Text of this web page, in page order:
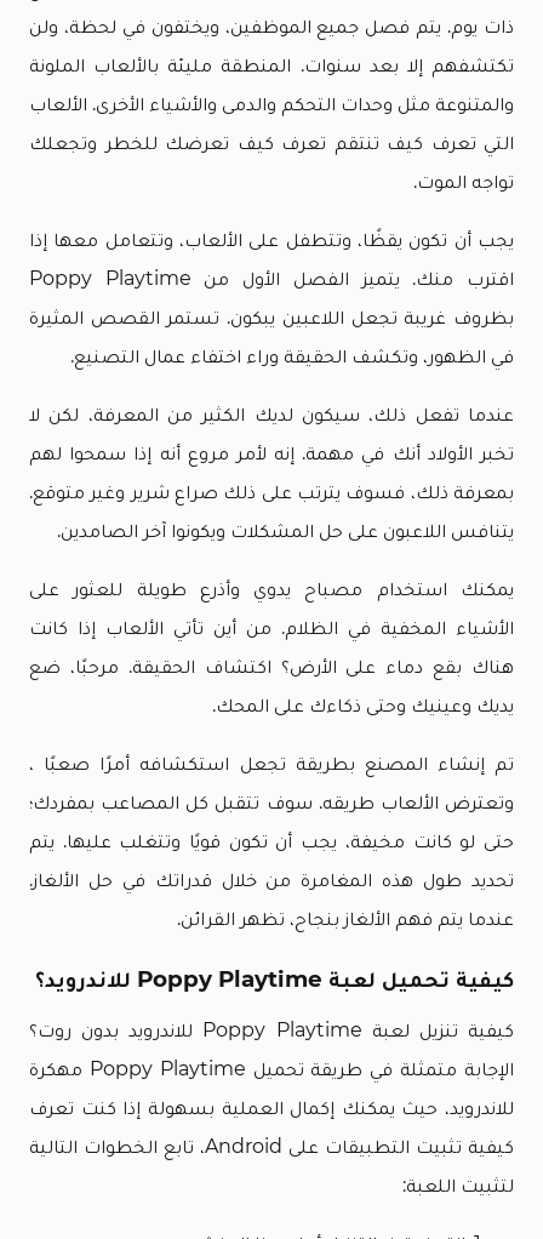
ذات يوم. يتم فصل جميع الموظفين، ويختفون في لحظة، ولن
تكتشفهم إلا بعد سنوات. المنطقة مليئة بالألعاب الملونة
والمتنوعة مثل وحدات التحكم والدمى والأشياء الأخرى. الألعاب
التي تعرف كيف تنتقم تعرف كيف تعرضك للخطر وتجعلك
تواجه الموت.
يجب أن تكون يقظًا، وتتطفل على الألعاب، وتتعامل معها إذا
اقترب منك. يتميز الفصل الأول من Poppy Playtime
بظروف غريبة تجعل اللاعبين يبكون. تستمر القصص المثيرة
في الظهور، وتكشف الحقيقة وراء اختفاء عمال التصنيع.
عندما تفعل ذلك، سيكون لديك الكثير من المعرفة، لكن لا
تخبر الأولاد أنك في مهمة. إنه لأمر مروع أنه إذا سمحوا لهم
بمعرفة ذلك، فسوف يترتب على ذلك صراع شرير وغير متوقع.
يتنافس اللاعبون على حل المشكلات ويكونوا آخر الصامدين.
يمكنك استخدام مصباح يدوي وأذرع طويلة للعثور على
الأشياء المخفية في الظلام. من أين تأتي الألعاب إذا كانت
هناك بقع دماء على الأرض؟ اكتشاف الحقيقة. مرحبًا، ضع
يديك وعينيك وحتى ذكاءك على المحك.
تم إنشاء المصنع بطريقة تجعل استكشافه أمرًا صعبًا ،
وتعترض الألعاب طريقه. سوف تتقبل كل المصاعب بمفردك؛
حتى لو كانت مخيفة، يجب أن تكون قويًا وتتغلب عليها. يتم
تحديد طول هذه المغامرة من خلال قدراتك في حل الألغاز.
عندما يتم فهم الألغاز بنجاح، تظهر القرائن.
كيفية تحميل لعبة Poppy Playtime للاندرويد؟
كيفية تنزيل لعبة Poppy Playtime للاندرويد بدون روت؟
الإجابة متمثلة في طريقة تحميل Poppy Playtime مهكرة
للاندرويد، حيث يمكنك إكمال العملية بسهولة إذا كنت تعرف
كيفية تثبيت التطبيقات على Android، تابع الخطوات التالية
لتثبيت اللعبة: